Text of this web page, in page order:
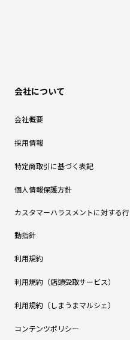
会社について
会社概要
採用情報
特定商取引に基づく表記
個人情報保護方針
カスタマーハラスメントに対する行
動指針
利用規約
利用規約（店頭受取サービス）
利用規約（しまうまマルシェ）
コンテンツポリシー